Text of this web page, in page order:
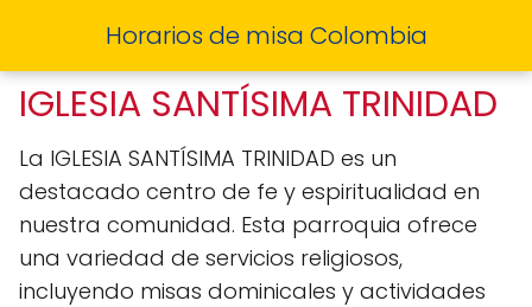
Horarios de misa Colombia
IGLESIA SANTÍSIMA TRINIDAD
La IGLESIA SANTÍSIMA TRINIDAD es un
destacado centro de fe y espiritualidad en
nuestra comunidad. Esta parroquia ofrece
una variedad de servicios religiosos,
incluyendo misas dominicales y actividades